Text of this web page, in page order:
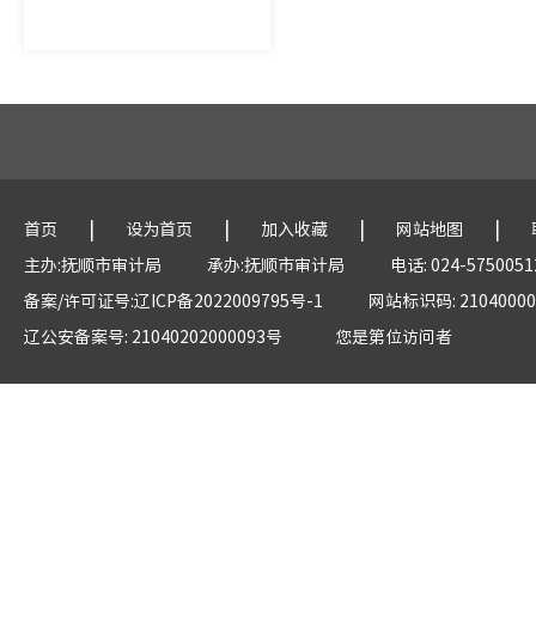
首页 | 设为首页 | 加入收藏 | 网站地图 |
主办:抚顺市审计局
承办:抚顺市审计局
电话: 024-
备案/许可证号:辽ICP备2022009795号-1
网站标识码:
辽公安备案号: 21040202000093号
您是第位访问者